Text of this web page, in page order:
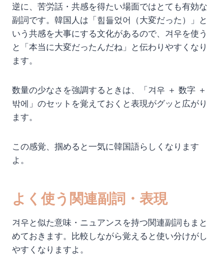
逆に、苦労話・共感を得たい場面ではとても有効な
副詞です。韓国人は「힘들었어（大変だった）」と
いう共感を大事にする文化があるので、겨우を使う
と「本当に大変だったんだね」と伝わりやすくなり
ます。
数量の少なさを強調するときは、「겨우 ＋ 数字 ＋
밖에」のセットを覚えておくと表現がグッと広がり
ます。
この感覚、掴めると一気に韓国語らしくなります
よ。
よく使う関連副詞・表現
겨우と似た意味・ニュアンスを持つ関連副詞もまと
めておきます。比較しながら覚えると使い分けがし
やすくなりますよ。